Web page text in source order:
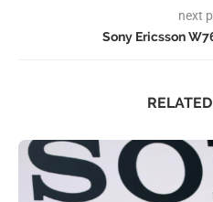
next
Sony Ericsson